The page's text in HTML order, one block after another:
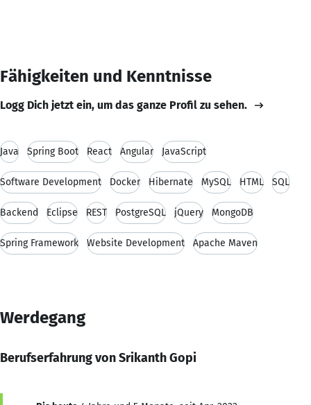
Fähigkeiten und Kenntnisse
Logg Dich jetzt ein, um das ganze Profil zu sehen.
Java Spring Boot React Angular JavaScript
Software Development Docker Hibernate MySQL HTML SQL
Backend Eclipse REST PostgreSQL jQuery MongoDB
Spring Framework Website Development Apache Maven
Werdegang
Berufserfahrung von Srikanth Gopi